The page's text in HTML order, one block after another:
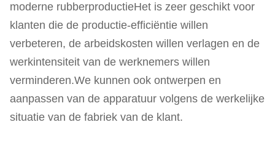
moderne rubberproductieHet is zeer geschikt voor
klanten die de productie-efficiëntie willen
verbeteren, de arbeidskosten willen verlagen en de
werkintensiteit van de werknemers willen
verminderen.We kunnen ook ontwerpen en
aanpassen van de apparatuur volgens de werkelijke
situatie van de fabriek van de klant.